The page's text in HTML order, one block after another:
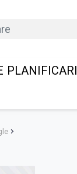
PLANIFICARI